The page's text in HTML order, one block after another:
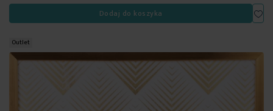
Dodaj do koszyka
Outlet